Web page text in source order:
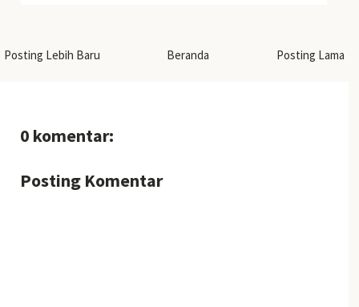
Posting Lebih Baru Posting Lama
Beranda
0 komentar:
Posting Komentar